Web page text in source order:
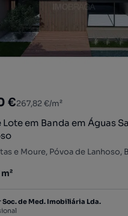
€267,82 €/m²
Lote em Banda em Águas
e Moure, Póvoa de Lanhoso,
metro quadrado
Soc. de Med. Imobiliária Lda.